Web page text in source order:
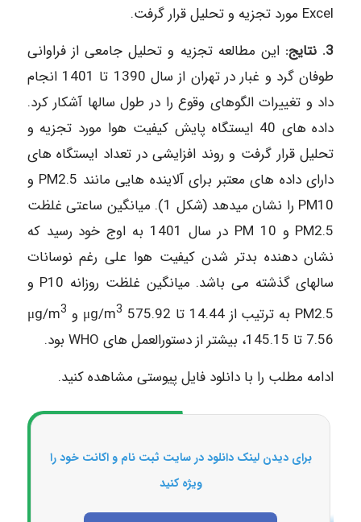
Excel مورد تجزیه و تحلیل قرار گرفت.
3. نتایج:
این مطالعه تجزیه و تحلیل جامعی از فراوانی
طوفان گرد و غبار در تهران از سال 1390 تا 1401 انجام
داد و تغییرات الگوهای وقوع را در طول سالها آشکار کرد.
داده های 40 ایستگاه پایش کیفیت هوا مورد تجزیه و
تحلیل قرار گرفت و روند افزایشی در تعداد ایستگاه های
دارای داده های معتبر برای آلاینده هایی مانند PM2.5 و
PM10 را نشان میدهد (شکل 1). میانگین ساعتی غلظت
PM2.5 و 10 PM در سال 1401 به اوج خود رسید که
نشان دهنده بدتر شدن کیفیت هوا على رغم نوسانات
سالهای گذشته می باشد. میانگین غلظت روزانه P10 و
PM2.5 به ترتیب از 14.44 تا 575.92 μg/m
3 و μg/m 3
7.56 تا 145.15، بیشتر از دستورالعمل های WHO بود.
ادامه مطلب را با دانلود فایل پیوستی مشاهده کنید.
برای دیدن لینک دانلود در سایت ثبت نام و اکانت خود را
ویژه کنید